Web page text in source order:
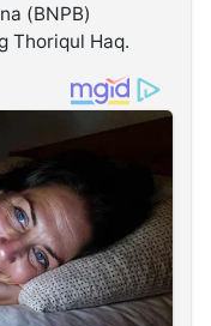
(BNPB)
Thoriqul Haq.